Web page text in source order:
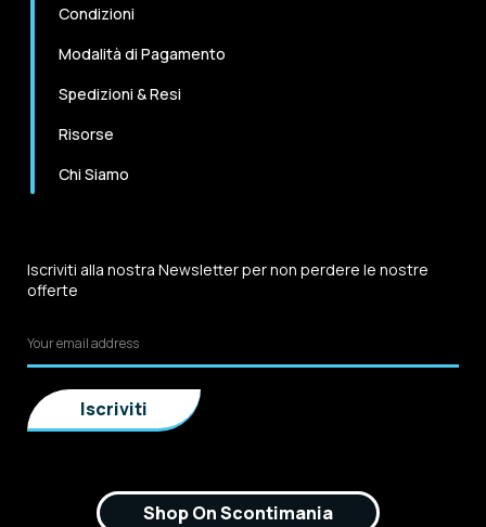
Condizioni
Modalità di Pagamento
Spedizioni & Resi
Risorse
Chi Siamo
Iscriviti alla nostra Newsletter per non perdere le nostre
offerte
Shop On Scontimania